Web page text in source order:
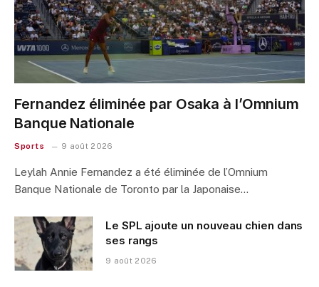
Fernandez éliminée par Osaka à l’Omnium
Banque Nationale
Sports 9 août 2026
Leylah Annie Fernandez a été éliminée de l’Omnium
Banque Nationale de Toronto par la Japonaise…
Le SPL ajoute un nouveau chien dans
ses rangs
9 août 2026